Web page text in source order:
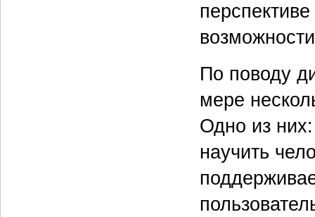
По поводу
мере
Одно из
научить